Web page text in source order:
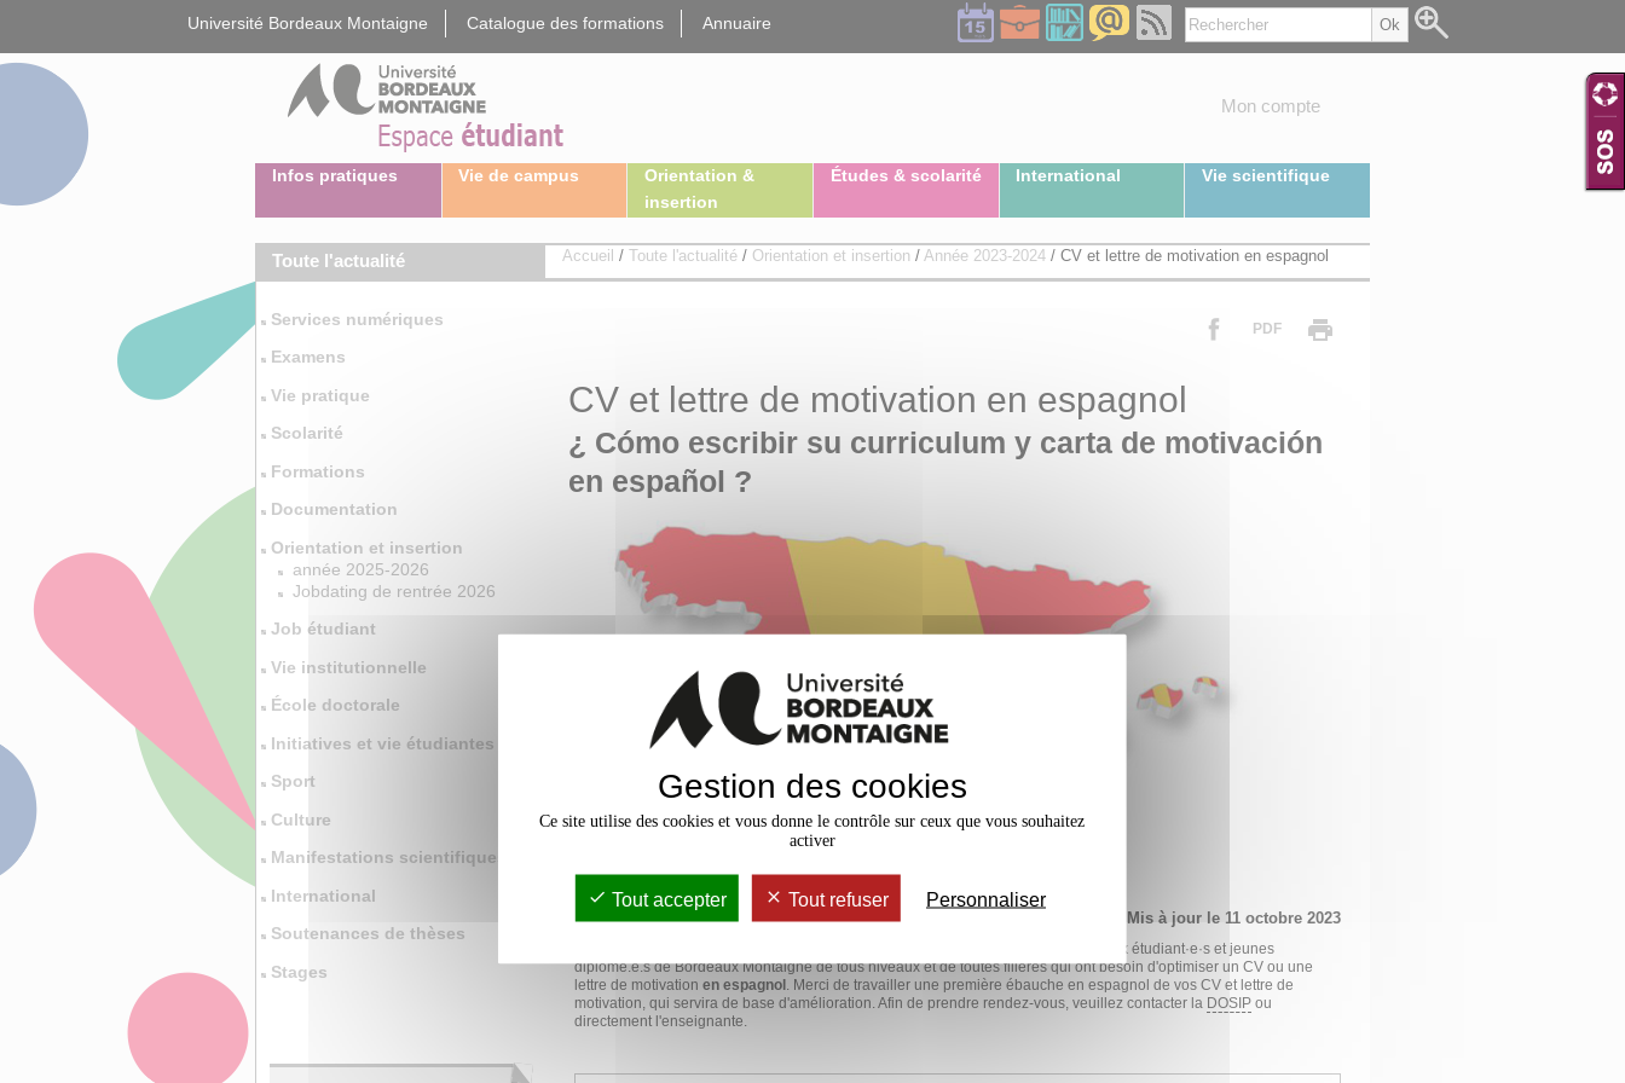
Université Bordeaux Montaigne Catalogue des formations Annuaire
Mon compte
Infos pratiques Vie de campus
Orientation &
insertion
Études & scolarité International Vie scientifique
Toute l'actualité
Services numériques
Examens
Vie pratique
Scolarité
Formations
Documentation
Orientation et insertion
année 2025-2026
Jobdating de rentrée 2026
Job étudiant
Vie institutionnelle
École doctorale
Initiatives et vie étudiantes
Sport
Culture
Manifestations scientifiques
International
Soutenances de thèses
Stages
Accueil / Toute l'actualité/ Orientation et insertion / Année 2023-2024/ CV et lettre de motivation en espagnol
PDF
CV et lettre de motivation en espagnol
¿ Cómo escribir su curriculum y carta de motivación
en español ?
Mis à jour le 11 octobre 2023
Ces rendez-vous conseil d'une heure le mercredi de 11h30 à 12h30 s’adressent aux étudiant·e·s et jeunes
diplômé.e.s de Bordeaux Montaigne de tous niveaux et de toutes filières qui ont besoin d'optimiser un CV ou une
lettre de motivation en espagnol . Merci de travailler une première ébauche en espagnol de vos CV et lettre de
motivation, qui servira de base d'amélioration. Afin de prendre rendez-vous, veuillez contacter la DOSIP ou
directement l'enseignante.
Gestion des cookies
Ce site utilise des cookies et vous donne le contrôle sur ceux que vous souhaitez
activer
Tout accepter Tout refuser Personnaliser